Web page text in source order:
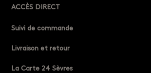
ACCÈS DIRECT
Suivi de commande
Livraison et retour
La Carte 24 Sèvres